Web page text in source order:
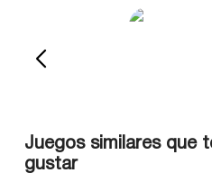
Juegos similares que
gustar